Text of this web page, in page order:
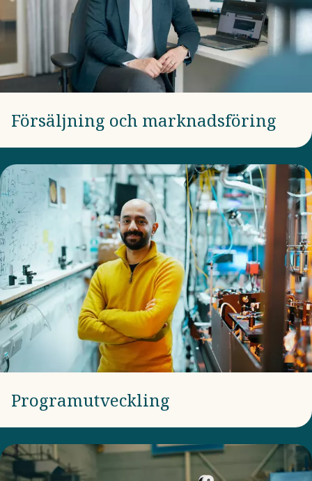
Försäljning och marknadsföring
Programutveckling